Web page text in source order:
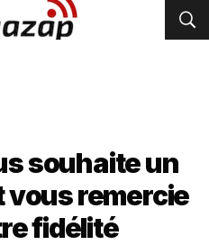
souhaite un
vous remercie
fidélité